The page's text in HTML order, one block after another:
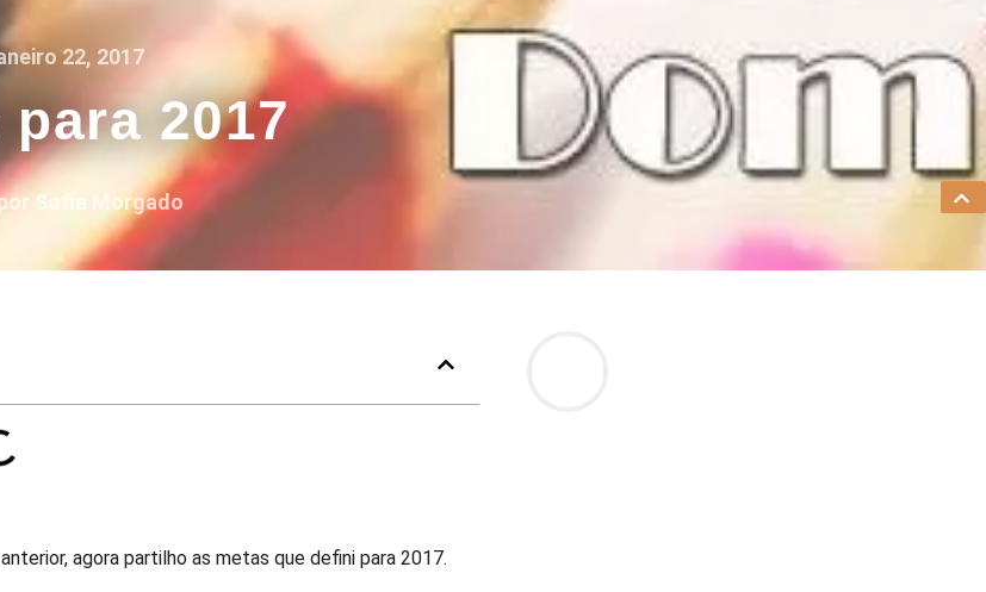
22, 2017
para 2017
Sofia Morgado
agora partilho as metas que defini para 2017.